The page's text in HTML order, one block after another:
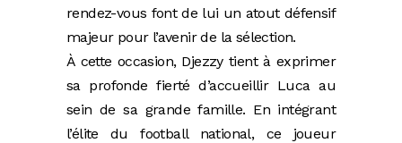
rendez-vous font de lui un atout défensif
majeur pour l’avenir de la sélection.
À cette occasion, Djezzy tient à exprimer
sa profonde fierté d’accueillir Luca au
sein de sa grande famille. En intégrant
l’élite du football national, ce joueur